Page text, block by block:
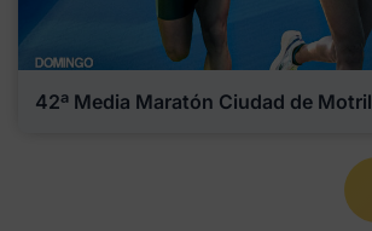
42ª Media Maratón Ciudad de Motril